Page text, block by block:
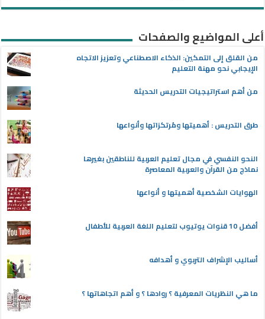
أعلى المواضيع والصفحات
من القلق إلى التمكين: الذكاء الاصطناعي وتعزيز الاتجاه
الإيجابي نحو مهنة التعليم
من أهم استراتيجيات التدريس الحديثة
طرق التدريس : أهميتها ومُرتكزاتها وأنواعها
النحو النفسي في مجال تعليم العربية للناطقين بغيرها
نماذج من القرآن والعربية المعاصرة
الهوايات الشخصية أهميتها و أنواعها
أفضل 10 قنوات يوتيوب لتعليم اللغة العربية للأطفال
أساليب الإشراف التربوي و أهدافه
ما هي النظريات المعرفية ؟ روادها ؟ و أهم اتجاهاتها ؟